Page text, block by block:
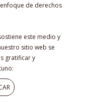
de derechos
este medio y
sitio web se
gratificar y